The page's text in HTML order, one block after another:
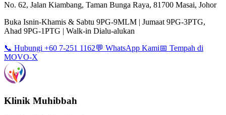
No. 62, Jalan Kiambang, Taman Bunga Raya, 81700 Masai, Johor
Buka Isnin-Khamis & Sabtu 9PG-9MLM | Jumaat 9PG-3PTG,
Ahad 9PG-1PTG | Walk-in Dialu-alukan
📞 Hubungi +60 7-251 1162💬 WhatsApp Kami📅 Tempah di
MOVO-X
Klinik Muhibbah